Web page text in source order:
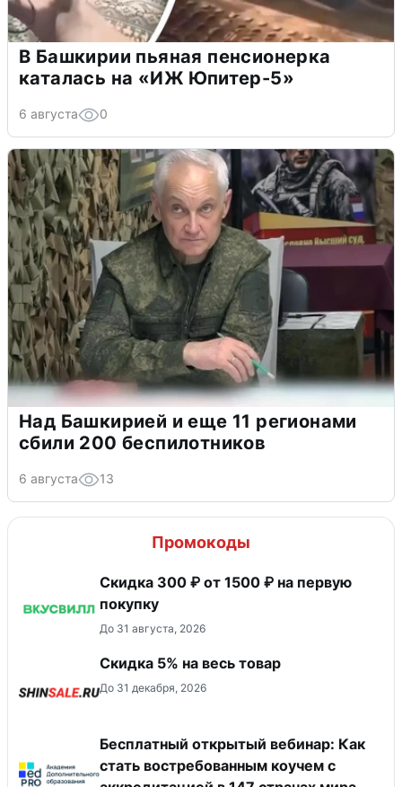
В Башкирии пьяная пенсионерка
каталась на «ИЖ Юпитер-5»
6 августа 0
Над Башкирией и еще 11 регионами
сбили 200 беспилотников
6 августа 13
Промокоды
Скидка 300 ₽ от 1500 ₽ на первую
покупку
До 31 августа, 2026
Скидка 5% на весь товар
До 31 декабря, 2026
Бесплатный открытый вебинар: Как
стать востребованным коучем с